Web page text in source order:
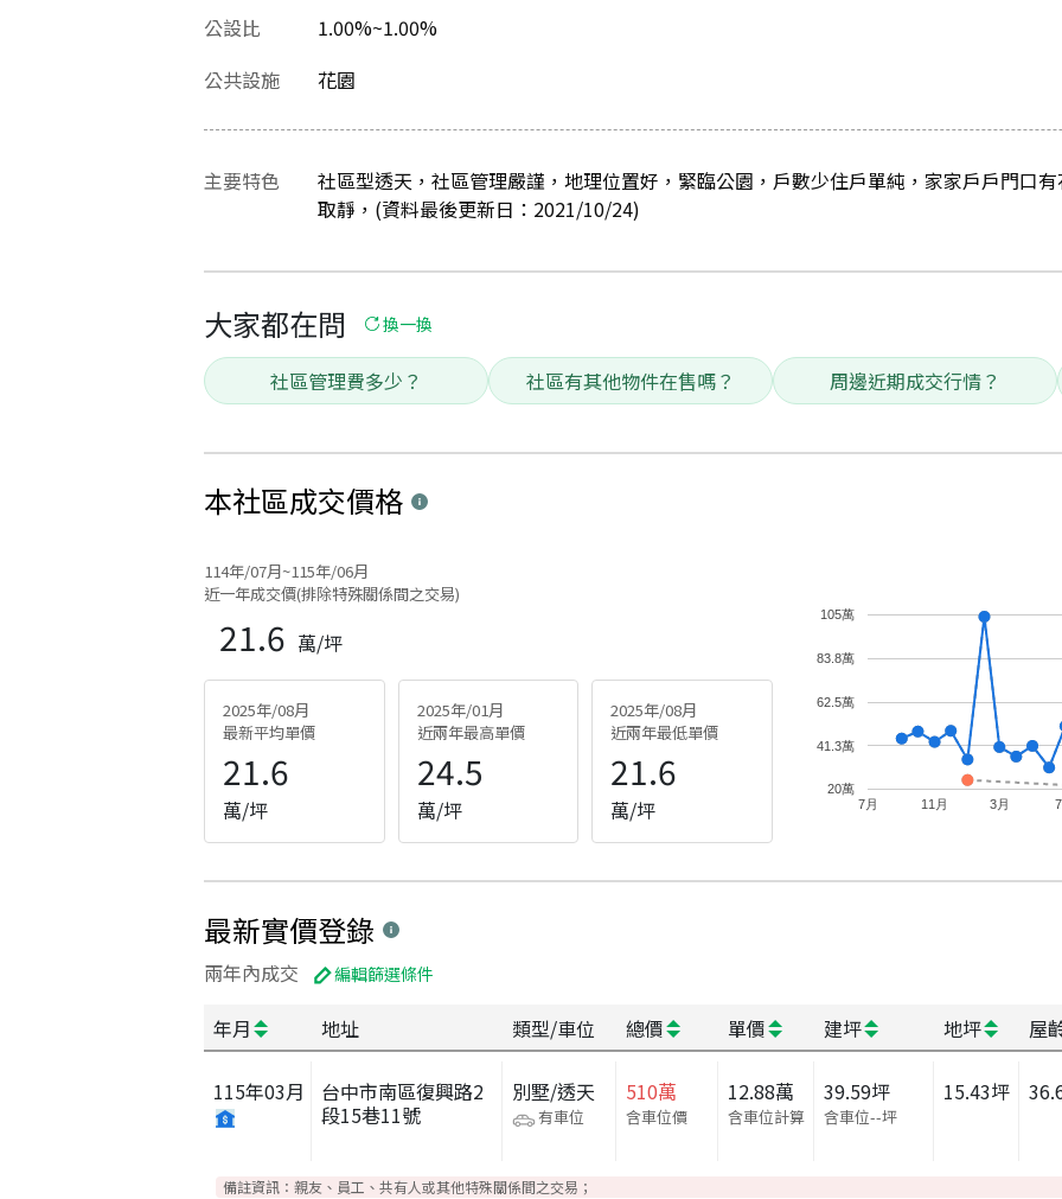
公設比
1.00%~1.00%
公共設施 花園
主要特色
社區型透天，社區管理嚴謹，地理位置好，緊臨公園，戶數少住戶單純，家家戶戶門口
取靜，(資料最後更新日：2021/10/24)
大家都在問 換一換
社區管理費多少？ 社區有其他物件在售嗎？ 周邊近期成交行情？
本社區成交價格
114年/07月~115年/06月
近一年成交價(排除特殊關係間之交易)
21.6 萬/坪
2025年/08月
最新平均單價
21.6
萬/坪
2025年/01月
近兩年最高單價
24.5
萬/坪
2025年/08月
近兩年最低單價
21.6
萬/坪 7月 11月 3月
20萬
41.3萬
62.5萬
83.8萬
105萬
最新實價登錄
兩年內成交 編輯篩選條件
年月 地址 類型/車位 總價 單價 建坪 地坪 屋
115年03月
台中市南區復興路2
段15巷11號
別墅/透天
有車位
510萬
含車位價
12.88萬
含車位計算
39.59坪
含車位--坪
15.43坪
備註資訊： 親友、員工、共有人或其他特殊關係間之交易；